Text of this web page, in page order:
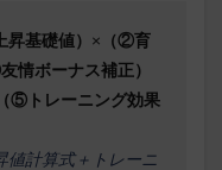
昇基礎値） × （②育
情ボーナス補正）
（⑤トレーニング効果
値計算式＋トレーニ